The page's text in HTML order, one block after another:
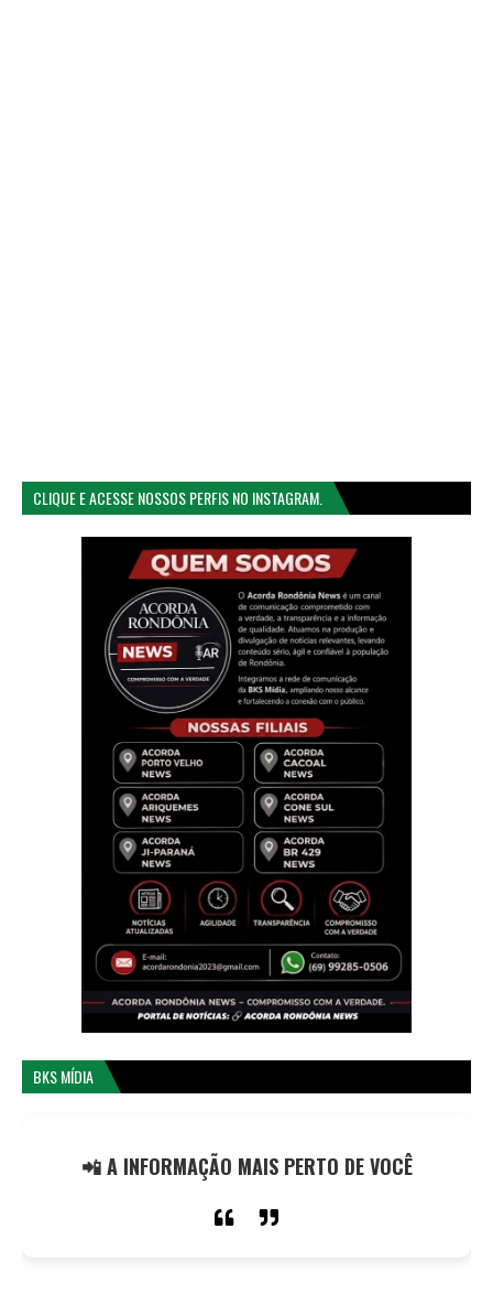
CLIQUE E ACESSE NOSSOS PERFIS NO INSTAGRAM.
BKS MÍDIA
📲 A INFORMAÇÃO MAIS PERTO DE VOCÊ